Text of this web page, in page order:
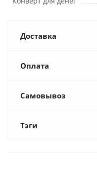
Доставка
Оплата
Самовывоз
Тэги